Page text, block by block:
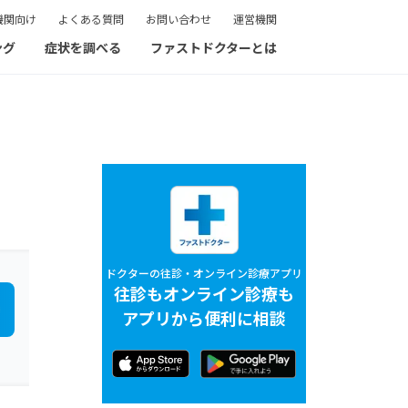
関向け よくある質問 お問い合わせ 運営機関
症状を調べる ファストドクターとは
ドクターの往診・オンライン診療アプリ
往診もオンライン診療も
アプリから便利に相談